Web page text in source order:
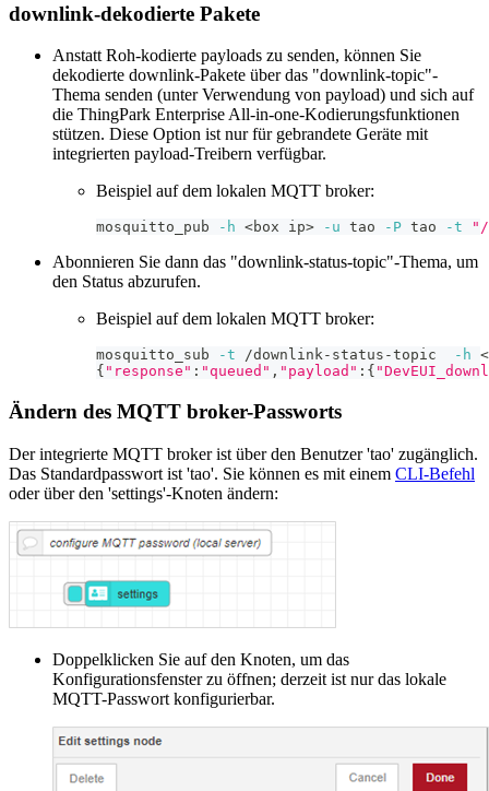
downlink-dekodierte Pakete
Anstatt Roh-kodierte payloads zu senden, können Sie
dekodierte downlink-Pakete über das "downlink-topic"-
Thema senden (unter Verwendung von payload) und sich auf
die ThingPark Enterprise All-in-one-Kodierungsfunktionen
stützen. Diese Option ist nur für gebrandete Geräte mit
integrierten payload-Treibern verfügbar.
Beispiel auf dem lokalen MQTT broker:
mosquitto_pub -h <box ip> -u tao -P tao -t "/
Abonnieren Sie dann das "downlink-status-topic"-Thema, um
den Status abzurufen.
Beispiel auf dem lokalen MQTT broker:
mosquitto_sub -t /downlink-status-topic -h <
{ "response" : "queued" , "payload" : {
Ändern des MQTT broker-Passworts
Der integrierte MQTT broker ist über den Benutzer 'tao' zugänglich.
Das Standardpasswort ist 'tao'. Sie können es mit einem CLI-Befehl
oder über den 'settings'-Knoten ändern:
Doppelklicken Sie auf den Knoten, um das
Konfigurationsfenster zu öffnen; derzeit ist nur das lokale
MQTT-Passwort konfigurierbar.